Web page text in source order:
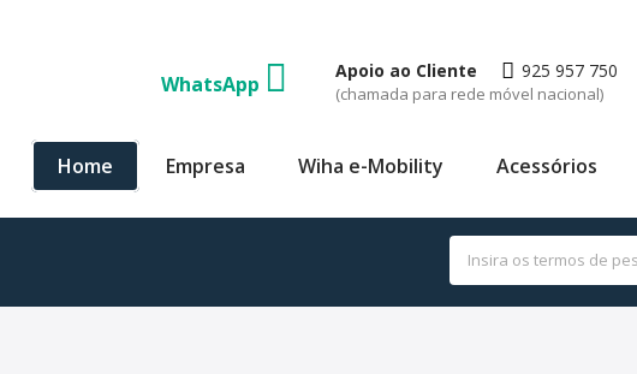
WhatsApp
Apoio ao Cliente 925 957 750
(chamada para rede móvel nacional)
Home Empresa Wiha e-Mobility Acessórios